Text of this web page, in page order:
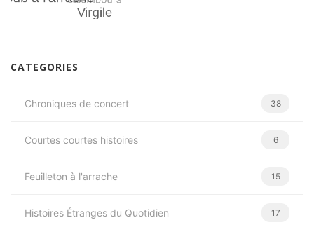
CATEGORIES
Chroniques de concert 38
Courtes courtes histoires 6
Feuilleton à l'arrache 15
Histoires Étranges du Quotidien 17